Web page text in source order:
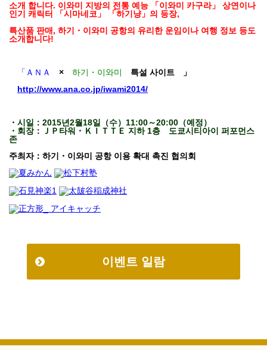
소개 합니다. 이와미 지방의 전통 예능 「이와미 카구라」 상연이나
인기 캐릭터 「시마네코」 「하기냥」의 등장,
특산품 판매, 하기・이와미 공항의 유리한 운임이나 여행 정보 등도
소개합니다!
「ＡＮＡ × 하기・이와미
특설 사이트 」
http://www.ana.co.jp/iwami2014/
・시일：2015년2월18일（수）11:00～20:00（예정）
・회장：ＪＰ타워・ＫＩＴＴＥ 지하 1층 도쿄시티아이 퍼포먼스
존
주최자：하기・이와미 공항 이용 확대 촉진 협의회
이벤트 일람